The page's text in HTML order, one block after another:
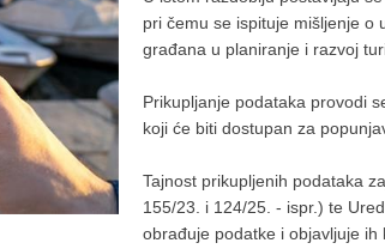
pri čemu se ispituje mišljenje o
građana u planiranje i razvoj
Prikupljanje podataka provodi
koji će biti dostupan za
Tajnost prikupljenih podataka
155/23. i 124/25. - ispr.) te
obrađuje podatke i objavljuje